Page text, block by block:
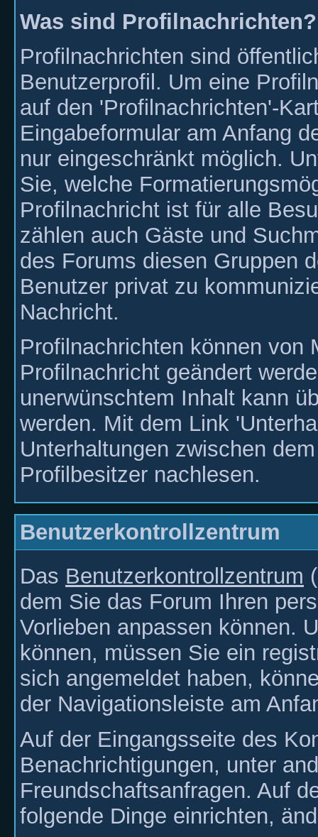
Was sind Profilnachrichten?
Profilnachrichten sind
Benutzerprofil. Um eine
auf den 'Profilnachrichten'-
Eingabeformular am Anfang
nur eingeschränkt möglich.
Sie, welche
Profilnachricht ist für alle
zählen auch Gäste und
des Forums diesen Gruppen
Benutzer privat zu
Nachricht.
Profilnachrichten können von
Profilnachricht geändert
unerwünschtem Inhalt kann
werden. Mit dem Link
Unterhaltungen zwischen
Profilbesitzer nachlesen.
Benutzerkontrollzentrum
Das Benutzerkontrollzentrum
dem Sie das Forum Ihren
Vorlieben anpassen können.
können, müssen Sie ein
sich angemeldet haben,
der Navigationsleiste am
Auf der Eingangsseite des
Benachrichtigungen, unter
Freundschaftsanfragen. Auf
folgende Dinge einrichten,